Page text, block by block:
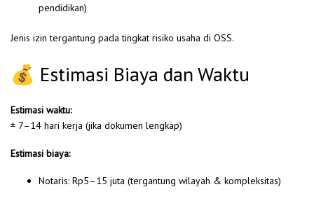
pendidikan)
Jenis izin tergantung pada tingkat risiko usaha di OSS.
💰 Estimasi Biaya dan Waktu
Estimasi waktu:
± 7–14 hari kerja (jika dokumen lengkap)
Estimasi biaya:
Notaris: Rp5–15 juta (tergantung wilayah & kompleksitas)